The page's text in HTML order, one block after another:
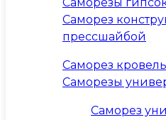
Саморез
прессшайбой
Саморез
Саморезы
Саморез